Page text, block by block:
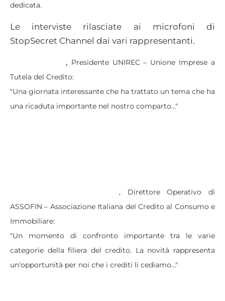
dedicata.
Le interviste rilasciate ai microfoni di
StopSecret Channel dai vari rappresentanti.
, Presidente UNIREC – Unione Imprese a
Tutela del Credito:
"Una giornata interessante che ha trattato un tema che ha
una ricaduta importante nel nostro comparto…"
, Direttore Operativo di
ASSOFIN – Associazione Italiana del Credito al Consumo e
Immobiliare:
"Un momento di confronto importante tra le varie
categorie della filiera del credito. La novità rappresenta
un'opportunità per noi che i crediti li cediamo…"